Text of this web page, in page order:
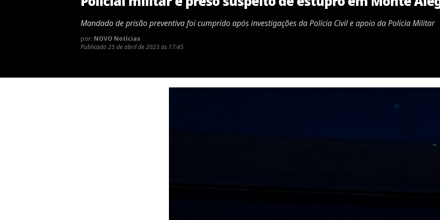
Mandado de prisão preventiva foi cumprido após investigações da Polícia Civil e apoio da Polícia Militar
por: NOVO Notícias
Publicado 25 de abril de 2023 às 17:45